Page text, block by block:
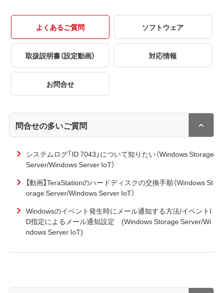
よくあるご質問 ソフトウェア
取扱説明書（設定動画） 対応情報
お問合せ
問合せの多いご質問
システムログ「ID 7043」について知りたい（Windows Storage
Server/Windows Server IoT）
【動画】TeraStationのハードディスクの交換手順（Windows St
orage Server/Windows Server IoT）
Windowsのイベント発生時にメール通知する方法/イベントI
D指定によるメール通知設定 (Windows Storage Server/Wi
ndows Server IoT)